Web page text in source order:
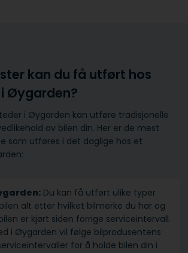
kan du få utført hos
Øygarden?
i Øygarden kan utføre tradisjonelle
av bilen din. Her er de mest
som utføres i det daglige hos et
Du kan få utført ulike typer
alt etter hvilket bilmerke du har og
er kjørt siden forrige serviceintervall.
i Øygarden vil følge bilprodusentens
for å holde bilen din i